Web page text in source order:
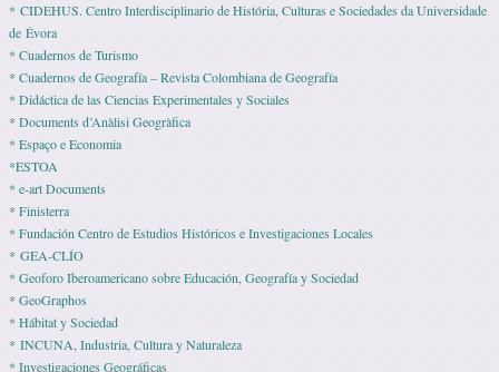
* CIDEHUS. Centro Interdisciplinario de História, Culturas e Sociedades da Universidade
de Évora
* Cuadernos de Turismo
* Cuadernos de Geografía – Revista Colombiana de Geografía
* Didáctica de las Ciencias Experimentales y Sociales
* Documents d’Anàlisi Geogràfica
* Espaço e Economia
*ESTOA
* e-art Documents
* Finisterra
* Fundación Centro de Estudios Históricos e Investigaciones Locales
* GEA-CLÍO
* Geoforo Iberoamericano sobre Educación, Geografía y Sociedad
* GeoGraphos
* Hábitat y Sociedad
* INCUNA, Industria, Cultura y Naturaleza
* Investigaciones Geográficas